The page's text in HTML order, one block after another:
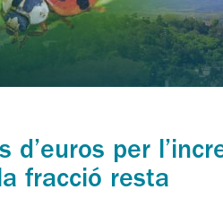
d’euros per
fracció resta